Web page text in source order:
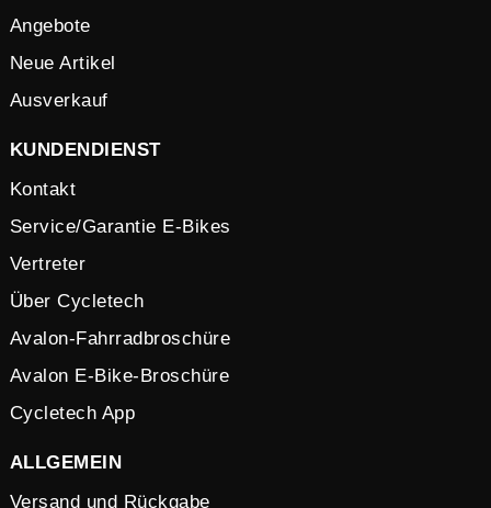
Angebote
Neue Artikel
Ausverkauf
KUNDENDIENST
Kontakt
Service/Garantie E-Bikes
Vertreter
Über Cycletech
Avalon-Fahrradbroschüre
Avalon E-Bike-Broschüre
Cycletech App
ALLGEMEIN
Versand und Rückgabe